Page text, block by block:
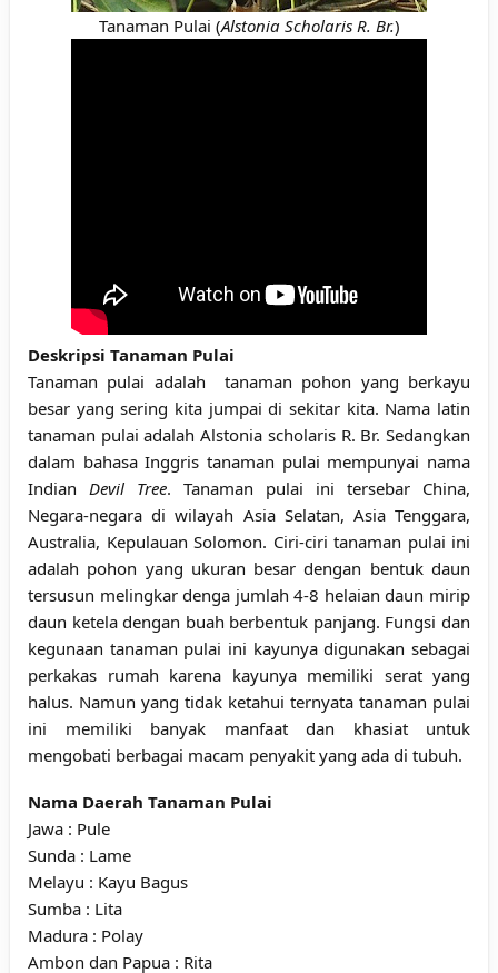
Tanaman Pulai (Alstonia Scholaris R. Br.)
Deskripsi Tanaman Pulai
Tanaman pulai adalah tanaman pohon yang berkayu
besar yang sering kita jumpai di sekitar kita. Nama latin
tanaman pulai adalah Alstonia scholaris R. Br. Sedangkan
dalam bahasa Inggris tanaman pulai mempunyai nama
Indian Devil Tree. Tanaman pulai ini tersebar China,
Negara-negara di wilayah Asia Selatan, Asia Tenggara,
Australia, Kepulauan Solomon. Ciri-ciri tanaman pulai ini
adalah pohon yang ukuran besar dengan bentuk daun
tersusun melingkar denga jumlah 4-8 helaian daun mirip
daun ketela dengan buah berbentuk panjang. Fungsi dan
kegunaan tanaman pulai ini kayunya digunakan sebagai
perkakas rumah karena kayunya memiliki serat yang
halus. Namun yang tidak ketahui ternyata tanaman pulai
ini memiliki banyak manfaat dan khasiat untuk
mengobati berbagai macam penyakit yang ada di tubuh.
Nama Daerah Tanaman Pulai
Jawa : Pule
Sunda : Lame
Melayu : Kayu Bagus
Sumba : Lita
Madura : Polay
Ambon dan Papua : Rita